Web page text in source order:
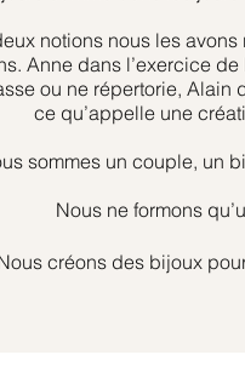
notions nous les
Anne dans l’exercice
ou ne répertorie, Alain
ce qu’appelle une
sommes un couple, un
Nous ne formons
créons des bijoux